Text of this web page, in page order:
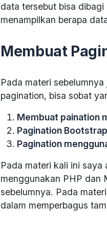
data tersebut bisa
menampilkan berapa
Membuat
Pada materi
pagination, bisa sobat
Membuat paination
Pagination
Pagination
Pada materi kali ini saya
menggunakan PHP dan
sebelumnya. Pada
dalam memperbagus